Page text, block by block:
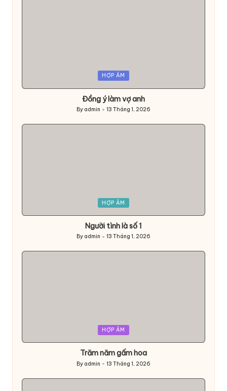
HỢP ÂM
Đồng ý làm vợ anh
Posted
by
By admin 13 Tháng 1, 2026
HỢP ÂM
Người tình là số 1
Posted
by
By admin 13 Tháng 1, 2026
HỢP ÂM
Trăm năm gấm hoa
Posted
By admin 13 Tháng 1, 2026